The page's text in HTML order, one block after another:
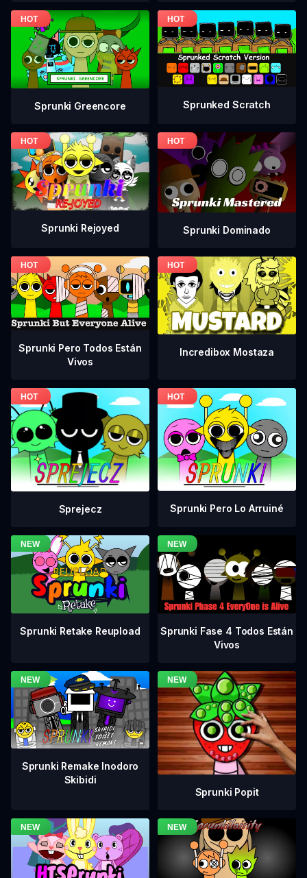
Sprunki Greencore Sprunked Scratch
Sprunki Rejoyed Sprunki Dominado
Sprunki Pero Todos Están
Vivos
Incredibox Mostaza
Sprejecz Sprunki Pero Lo Arruiné
Sprunki Retake Reupload
Sprunki Fase 4 Todos Están
Vivos
Sprunki Remake Inodoro
Skibidi
Sprunki Popit